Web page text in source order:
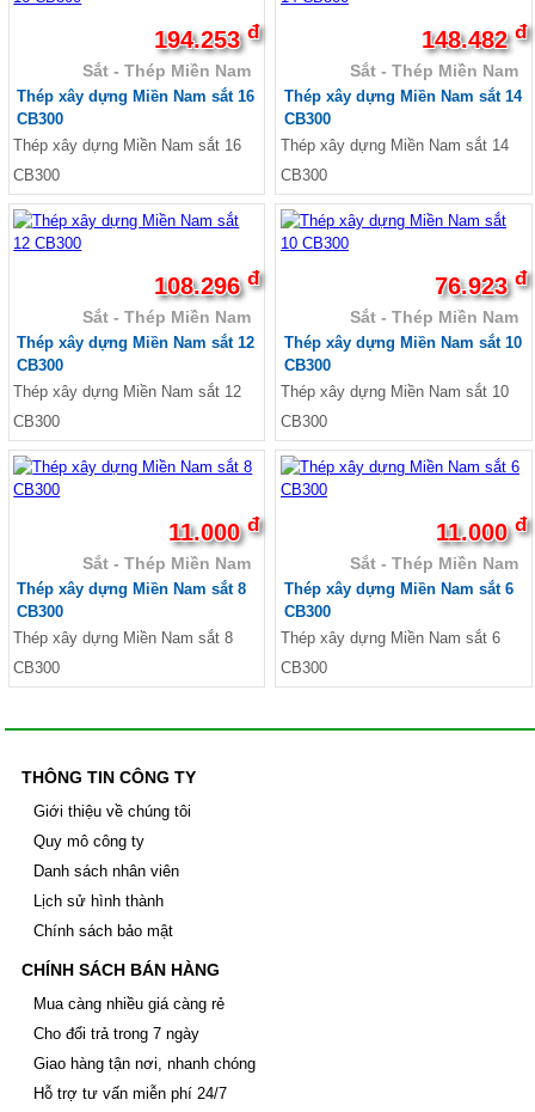
Tôn nhựa sáng composite
Sale Tôn nhựa sáng composite
Sale Tôn nhựa PVC
Tấm polycarbonate, Tấm nhựa sáng thông
minh
Tấm polycarbonate rỗng ruột, tấm nhựa sáng
thông minh
Tấm polycarbonate đặc ruột, tấm
polycarbonate rỗng, tấm nhựa sáng thông
minh
Tấm polycarbonate Hàn Quốc
Tấm polycarbonate Indonesia
Tấm polycarbonate hàng Đức
Tấm polycarbonate Malaysia
Tấm nhựa poly lấy sáng màu trà 3mm 4mm
Giá tấm xi măng cemboard Thái Lan
Báo giá thi công tấm Cemboard TPHCM zalo
0913685879
Giá tấm xi măng Cemboard Duraflex 1m22*
Tấm cemboard duraflex - Tấm Cemboard Vĩnh
Tường
Giá tấm xi măng Thái Lan SCG nhập 100%
Sale Tấm cemboard Thái Lan SCG
Sale Tấm cemboard Việt Nam
Ván Coppha, Giá ván ép Cốp Pha
Giá ván copha đỏ 4m, Ván cốp pha đen 4m giá
Ván coppha đen 4m, Bảng báo giá ván copha
đen, Ván cốp pha giá rẻ
cốp pha 2021
Giá cốp pha màu cam, Giá cốp pha xây dựng,
Ván coppha màu cam
coppha phủ keo
Ván coppha Mỹ Anh, Ván cốp pha chất lượng,
Ván coppha đỏ 4m, Ván cốp pha đen, Ván
Coppha Mỹ Anh, Ván Bình Minh, Ván coppha
Thanh Mai
Ván Coppha Thanh Mai, Ván cốp pha chất
lượng
194.253đ
Sắt - Thép Miền Nam
Thép xây dựng Miền Nam sắt 16
CB300
Thép xây dựng Miền Nam sắt 16
CB300
148.482đ
Sắt - Thép Miền Nam
Thép xây dựng Miền Nam sắt 14
CB300
Thép xây dựng Miền Nam sắt 14
CB300
108.296đ
Sắt - Thép Miền Nam
Thép xây dựng Miền Nam sắt 12
CB300
Thép xây dựng Miền Nam sắt 12
CB300
76.923đ
Sắt - Thép Miền Nam
Thép xây dựng Miền Nam sắt 10
CB300
Thép xây dựng Miền Nam sắt 10
CB300
11.000đ
Sắt - Thép Miền Nam
Thép xây dựng Miền Nam sắt 8
CB300
Thép xây dựng Miền Nam sắt 8
CB300
11.000đ
Sắt - Thép Miền Nam
Thép xây dựng Miền Nam sắt 6
CB300
Thép xây dựng Miền Nam sắt 6
CB300
THÔNG TIN CÔNG TY
Giới thiệu về chúng tôi
Quy mô công ty
Danh sách nhân viên
Lịch sử hình thành
Chính sách bảo mật
CHÍNH SÁCH BÁN HÀNG
Mua càng nhiều giá càng rẻ
Cho đổi trả trong 7 ngày
Giao hàng tận nơi, nhanh chóng
Hỗ trợ tư vấn miễn phí 24/7